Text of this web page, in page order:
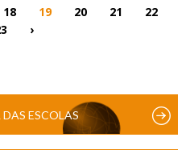
18 19 20 21
22
›
ESCOLAS